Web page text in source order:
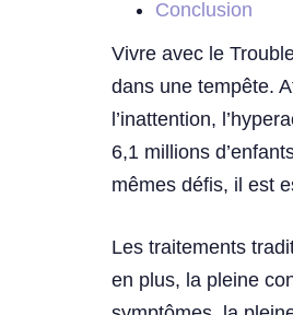
Conclusion
Vivre avec le
dans une tempête.
l’inattention,
6,1 millions
mêmes défis, il est
Les traitements
en plus, la pleine